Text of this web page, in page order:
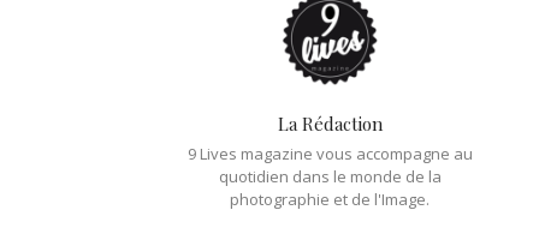
La Rédaction
9 Lives magazine vous accompagne au
quotidien dans le monde de la
photographie et de l'Image.